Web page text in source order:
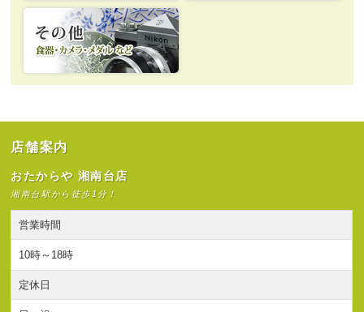
店舗案内
おたからや 湘南台店
湘南台駅から徒歩1分！
営業時間
10時～18時
定休日